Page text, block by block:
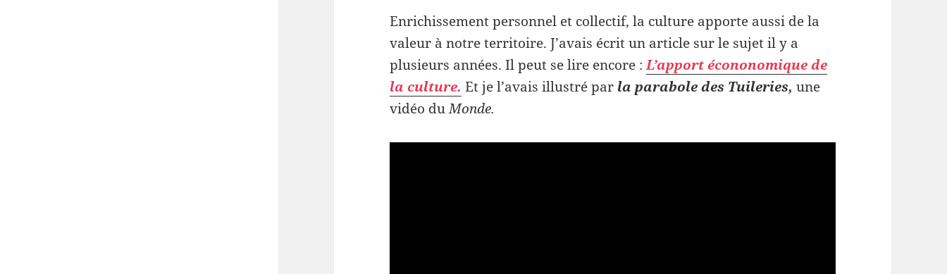
Enrichissement personnel et collectif, la culture apporte aussi de la
valeur à notre territoire. J’avais écrit un article sur le sujet il y a
plusieurs années. Il peut se lire encore :L’apport écononomique de
la culture. Et je l’avais illustré par la parabole des Tuileries, une
vidéo duMonde.